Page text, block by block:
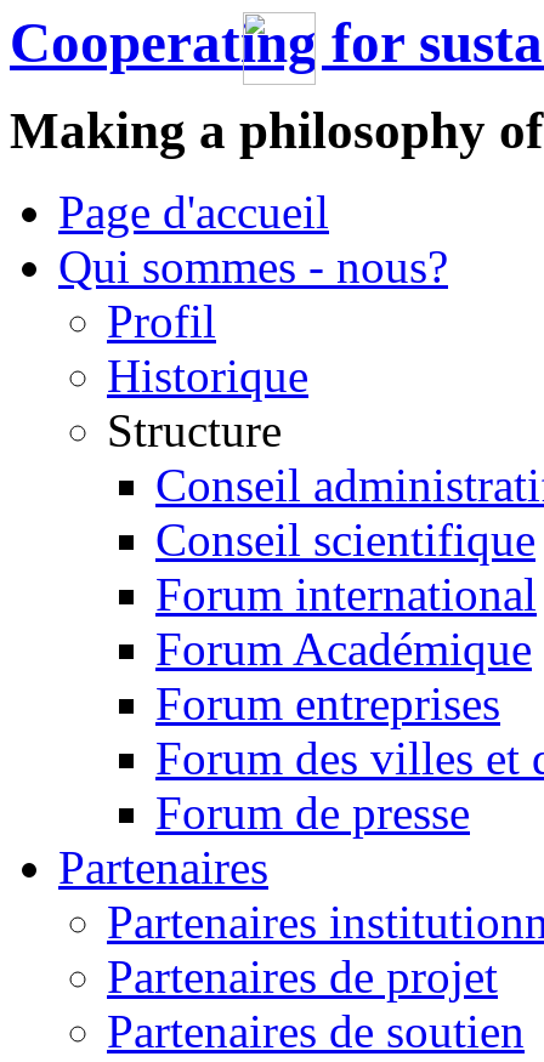
Cooperating for
Making a philosophy
Page d'accueil
Qui sommes - nous?
Profil
Historique
Structure
Conseil
Conseil scientifique
Forum international
Forum Académique
Forum entreprises
Forum des villes et
Forum de presse
Partenaires
Partenaires
Partenaires de projet
Partenaires de soutien